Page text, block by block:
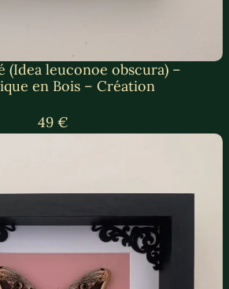
(Idea leuconoe obscura) –
en Bois – Création
49 €